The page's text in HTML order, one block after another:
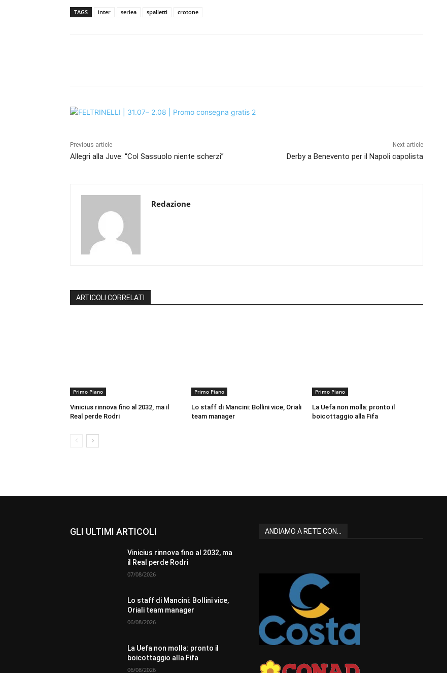
TAGS inter seriea spalletti crotone
Previous article
Allegri alla Juve: “Col Sassuolo niente scherzi”
Next article
Derby a Benevento per il Napoli capolista
Redazione
ARTICOLI CORRELATI
Primo Piano
Vinicius rinnova fino al 2032, ma il
Real perde Rodri
Primo Piano
Lo staff di Mancini: Bollini vice, Oriali
team manager
Primo Piano
La Uefa non molla: pronto il
boicottaggio alla Fifa
GLI ULTIMI ARTICOLI
Vinicius rinnova fino al 2032, ma
il Real perde Rodri
07/08/2026
Lo staff di Mancini: Bollini vice,
Oriali team manager
06/08/2026
La Uefa non molla: pronto il
boicottaggio alla Fifa
06/08/2026
ANDIAMO A RETE CON...